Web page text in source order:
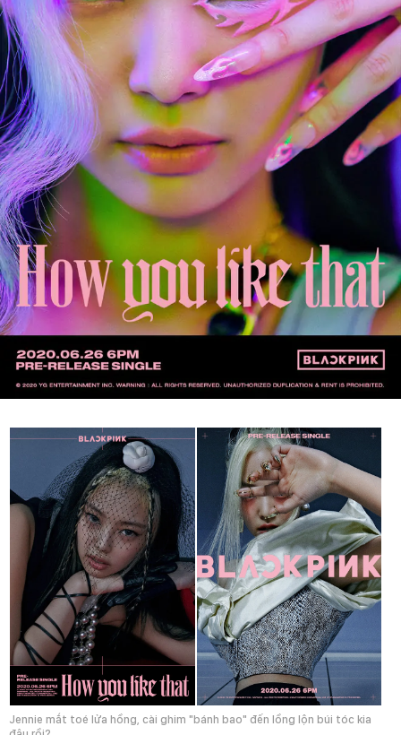
Jennie mắt toé lửa hồng, cài ghim "bánh bao" đến lồng lộn búi tóc kia